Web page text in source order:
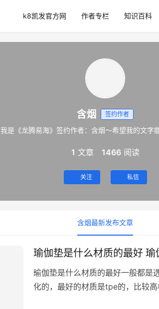
k8凯发官方网 作者专栏 知识百科
含烟 签约作者
我是《龙腾易海》签约作者：含烟～希望我的文字
1 文章 1466 阅读
关注 私信
含烟最新发布文章
瑜伽垫是什么材质的最好
瑜伽垫是什么材质的最好一般都是
化的，最好的材质是tpe的，比较